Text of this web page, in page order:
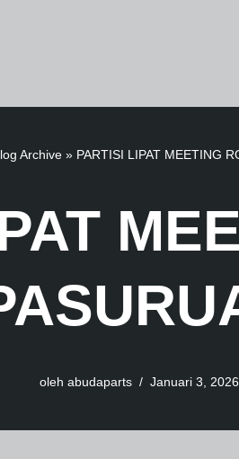
Archive» PARTISI LIPAT MEETING
oleh abudaparts Januari 3, 2026